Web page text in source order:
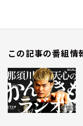
この記事の番組情